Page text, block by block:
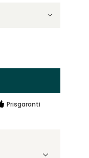
Prisgaranti